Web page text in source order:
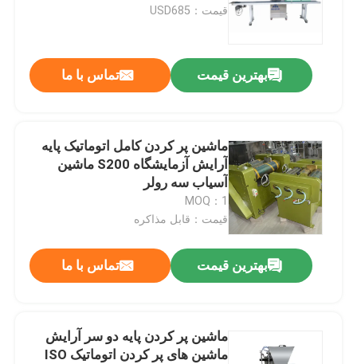
قیمت：USD685
بهترین قیمت تماس با ما
ماشین پر کردن کامل اتوماتیک پایه
آرایش آزمایشگاه S200 ماشین
آسیاب سه رولر
MOQ：1
قیمت：قابل مذاکره
بهترین قیمت تماس با ما
ماشین پر کردن پایه دو سر آرایش
ماشین های پر کردن اتوماتیک ISO